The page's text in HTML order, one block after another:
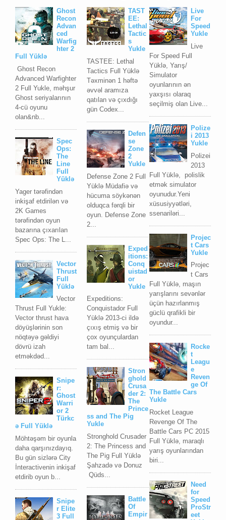
Ghost
Recon
Advan
ced
Warfig
hter 2
Full Yüklə
Ghost Recon
Advanced Warfighter
2 Full Yukle, məhşur
Ghost seriyalarının
4-cü oyunu
olan&nb...
Spec
Ops:
The
Line
Full
Yüklə
Yager tərəfindən
inkişaf etdirilən və
2K Games
tərəfindən oyun
bazarına çıxarılan
Spec Ops: The L...
Vector
Thrust
Full
Yüklə
Vector
Thrust Full Yukle:
Vector thrust hava
döyüşlərinin son
nöqtəyə gəldiyi
dövrü izah
etməkdəd...
Snipe
r:
Ghost
Warri
or 2
Türkc
ə Full Yüklə
Möhtəşəm bir oyunla
daha qarşınızdayıq.
Bu gün sizlərə City
İnteractivenin inkişaf
etdirib oyun b...
Snipe
r Elite
3 Full
Live
For
Speed
Yukle
Live
For Speed Full
Yüklə, Yarış/
Simulator
oyunlarının ən
yaxşısı olaraq
seçilmiş olan Live...
Polize
i 2013
Yukle
Polizei
2013
Full Yüklə, polislik
etmək simulator
oyunudur.Yeni
xüsusiyyətləri,
ssenariləri...
Projec
t Cars
Yukle
Projec
t Cars
Full Yüklə, maşın
yarışlarını sevənlər
üçün hazırlanmış
güclü qrafikli bir
oyundur...
Rocke
t
Leagu
e
Reven
ge Of
The Battle Cars
Yukle
Rocket League
Revenge Of The
Battle Cars PC 2015
Full Yüklə, maraqlı
yarış oyunlarından
biri...
Need
for
Speed
ProStr
eet
TAST
EE:
Lethal
Tactic
s
Yukle
TASTEE: Lethal
Tactics Full Yüklə
Təxminən 1 həftə
əvvəl aramıza
qatılan və çıxdığı
gün Codex...
Defen
se
Zone
2
Yukle
Defense Zone 2 Full
Yüklə Müdafiə və
hücuma söykənən
olduqca fərqli bir
oyun. Defense Zone
2...
Exped
itions:
Conq
uistad
or
Yukle
Expeditions:
Conquistador Full
Yüklə 2013-ci ildə
çıxış etmiş və bir
çox oyunçulardan
tam bal...
Stron
ghold
Crusa
der 2:
The
Prince
ss and The Pig
Yukle
Stronghold Crusader
2: The Princess and
The Pig Full Yüklə
Şahzadə və Donuz
Qüds...
Battle
Of
Empir